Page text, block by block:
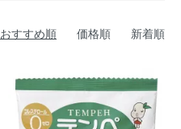
おすすめ順 価格順 新着順